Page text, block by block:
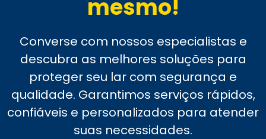
mesmo!
Converse com nossos especialistas e
descubra as melhores soluções para
proteger seu lar com segurança e
qualidade. Garantimos serviços rápidos,
confiáveis e personalizados para atender
suas necessidades.